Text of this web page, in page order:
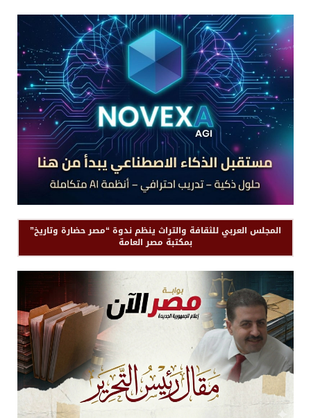
المجلس العربي للثقافة والتراث ينظم ندوة “مصر حضارة وتاريخ”
بمكتبة مصر العامة